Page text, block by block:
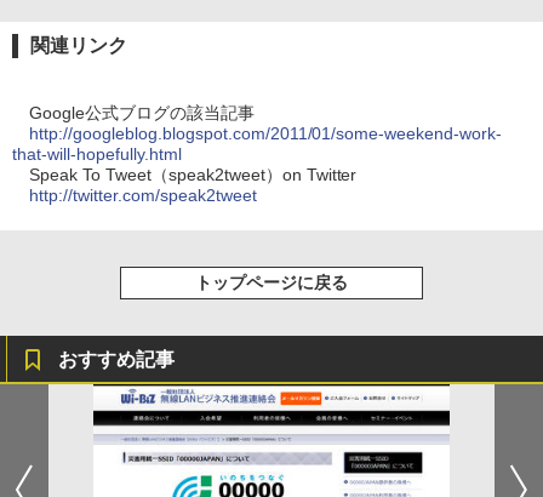
関連リンク
Google公式ブログの該当記事
http://googleblog.blogspot.com/2011/01/some-weekend-work-
that-will-hopefully.html
Speak To Tweet（speak2tweet）on Twitter
http://twitter.com/speak2tweet
トップページに戻る
おすすめ記事